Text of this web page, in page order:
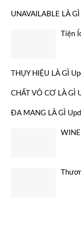
UNAVAILABLE LÀ
Tiện
THỤY HIỆU LÀ GÌ
CHẤT VÔ CƠ LÀ GÌ
ĐA MANG LÀ GÌ